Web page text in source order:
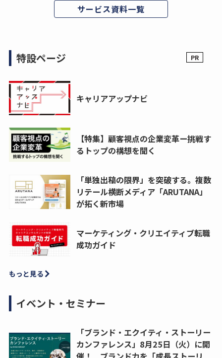
サービス資料一覧
特設ページ
キャリアアップナビ
【特集】顧客視点の企業変革ー挑戦す
るトップの構想を聞く
「単独出稿の限界」を突破する。複数
リテール横断メディア「ARUTANA」
が拓く新市場
マーケティング・クリエイティブ転職
成功ガイド
もっと見る
イベント・セミナー
「ブランド・エクイティ・ストーリー
カンファレンス」8月25日（火）に開